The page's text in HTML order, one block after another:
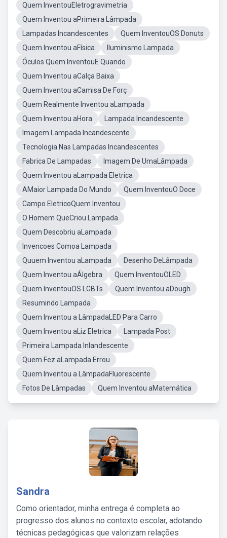
Quem InventouEletrogravimetria
Quem Inventou aPrimeira Lâmpada
Lampadas Incandescentes
Quem InventouOS Donuts
Quem Inventou aFísica
Iluminismo Lampada
Óculos Quem InventouE Quando
Quem Inventou aCalça Baixa
Quem Inventou aCamisa De Forç
Quem Realmente Inventou aLampada
Quem Inventou aHora
Lampada Incandescente
Imagem Lampada Incandescente
Tecnologia Nas Lampadas Incandescentes
Fabrica De Lampadas
Imagem De UmaLâmpada
Quem Inventou aLampada Eletrica
AMaior Lampada Do Mundo
Quem InventouO Doce
Campo EletricoQuem Inventou
O Homem QueCriou Lampada
Quem Descobriu aLampada
Invencoes Comoa Lampada
Quuem Inventou aLampada
Desenho DeLâmpada
Quem Inventou aÁlgebra
Quem InventouOLED
Quem InventouOS LGBTs
Quem Inventou aDough
Resumindo Lampada
Quem Inventou a LâmpadaLED Para Carro
Quem Inventou aLiz Eletrica
Lampada Post
Primeira Lampada Inlandescente
Quem Fez aLampada Errou
Quem Inventou a LâmpadaFluorescente
Fotos De Lâmpadas
Quem Inventou aMatemática
Sandra
Como orientador, minha entrega é completa ao
progresso dos alunos no contexto escolar, adotando
técnicas pedagógicas que valorizam relações